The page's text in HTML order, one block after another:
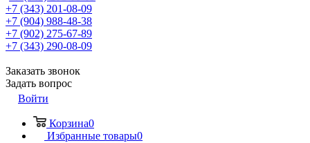
+7 (343) 201-08-09
+7 (904) 988-48-38
+7 (902) 275-67-89
+7 (343) 290-08-09
Заказать звонок
Задать вопрос
Войти
Корзина0
Избранные товары0